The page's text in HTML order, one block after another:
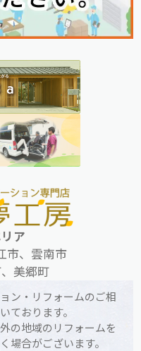
ア
市、雲南市
美郷町
ン・リフォームのご相
ております。
の地域のリフォームを
場合がございます。